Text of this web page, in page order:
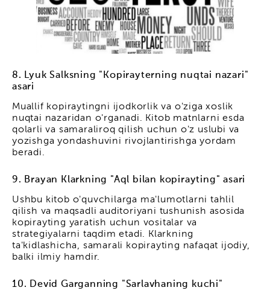
8. Lyuk Salksning "Kopirayterning nuqtai nazari"
asari
Muallif kopiraytingni ijodkorlik va o'ziga xoslik
nuqtai nazaridan o'rganadi. Kitob matnlarni esda
qolarli va samaraliroq qilish uchun o'z uslubi va
yozishga yondashuvini rivojlantirishga yordam
beradi.
9. Brayan Klarkning "Aql bilan kopirayting" asari
Ushbu kitob o'quvchilarga ma'lumotlarni tahlil
qilish va maqsadli auditoriyani tushunish asosida
kopirayting yaratish uchun vositalar va
strategiyalarni taqdim etadi. Klarkning
ta'kidlashicha, samarali kopirayting nafaqat ijodiy,
balki ilmiy hamdir.
10. Devid Garganning "Sarlavhaning kuchi"